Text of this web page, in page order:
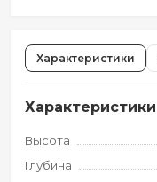
Характеристики
Характеристики
Высота
Глубина